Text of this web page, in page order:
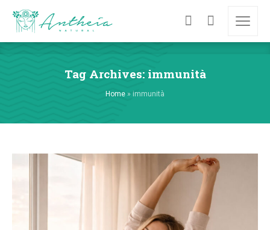
Tag Archives: immunità
Home » immunità